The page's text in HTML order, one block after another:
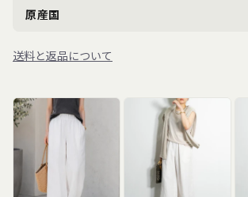
原産国
送料と返品について